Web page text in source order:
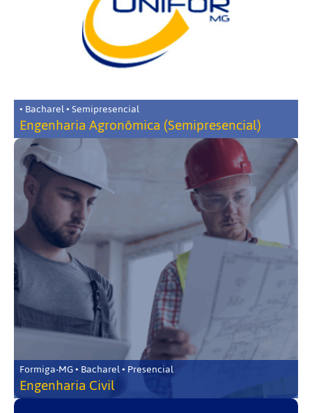
• Bacharel • Semipresencial
Engenharia Agronômica (Semipresencial)
Formiga-MG • Bacharel • Presencial
Engenharia Civil